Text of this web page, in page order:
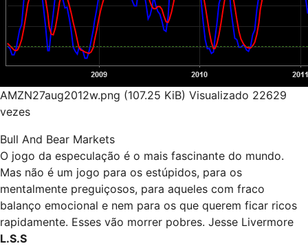
AMZN27aug2012w.png (107.25 KiB) Visualizado 22629
vezes
Bull And Bear Markets
O jogo da especulação é o mais fascinante do mundo.
Mas não é um jogo para os estúpidos, para os
mentalmente preguiçosos, para aqueles com fraco
balanço emocional e nem para os que querem ficar ricos
rapidamente. Esses vão morrer pobres. Jesse Livermore
L.S.S